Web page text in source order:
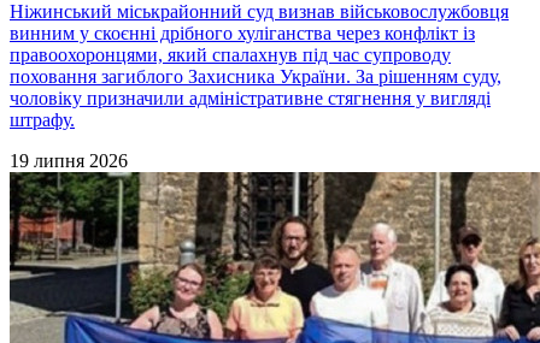
Ніжинський міськрайонний суд визнав військовослужбовця
винним у скоєнні дрібного хуліганства через конфлікт із
правоохоронцями, який спалахнув під час супроводу
поховання загиблого Захисника України. За рішенням суду,
чоловіку призначили адміністративне стягнення у вигляді
штрафу.
19 липня 2026